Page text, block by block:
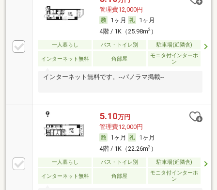
管理費12,000円
1ヶ月
1ヶ月
4階 / 1K（25.98m2）
一人暮らし バス・トイレ別 駐車場(近隣含)
インターネット無料 角部屋
モニタ付インターホ
ン
インターネット無料です。--パノラマ掲載--
5.10万円
管理費12,000円
1ヶ月
1ヶ月
4階 / 1K（22.26m2）
一人暮らし バス・トイレ別 駐車場(近隣含)
インターネット無料 角部屋
モニタ付インターホ
ン